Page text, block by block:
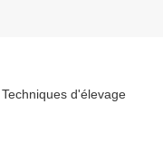
d'élevage